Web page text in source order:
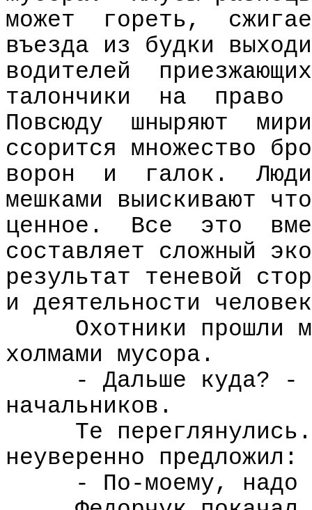
может
гореть,
въезда из будки
водителей
приезжающих
талончики
на
право
Повсюду
шныряют
ссорится множество
ворон
и галок.
Люди
мешками выискивают
ценное.
Все это
составляет сложный
результат теневой
и деятельности
Охотники прошли
холмами мусора.
- Дальше куда? -
начальников.
Те
неуверенно предложил:
- По-моему, надо